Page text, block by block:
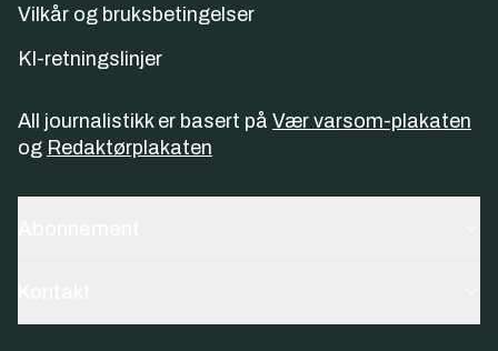
Vilkår og bruksbetingelser
KI-retningslinjer
All journalistikk er basert på Vær varsom-plakaten
og Redaktørplakaten